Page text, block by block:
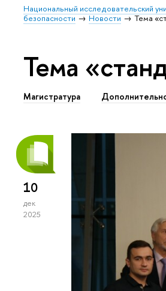
Национальный исследовательский
безопасности
Новости Тема
Тема
Магистратура
10
дек
2025